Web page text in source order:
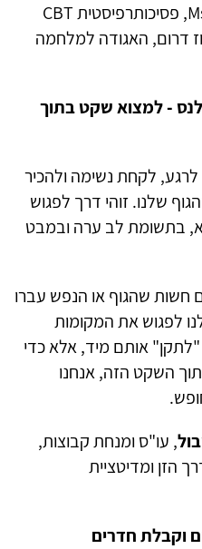
, פסיכותרפיסטיתCBT
דרום, האגודה למלחמה
- למצוא שקט בתוך
לרגע, לקחת נשימה ולהכיר
שלנו. זוהי דרך לפגוש
בתשומת לב ערה ובמבט
חשות שהגוף או הנפש עברו
לפגוש את המקומות
אותם מיד, אלא כדי
השקט הזה, אנחנו
, עו"ס ומנחת קבוצות,
הזן ומדיטציית